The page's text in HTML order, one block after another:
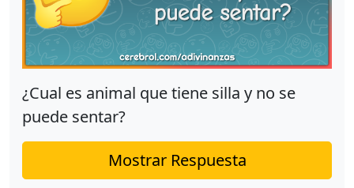
¿Cual es animal que tiene silla y no se
puede sentar?
Mostrar Respuesta